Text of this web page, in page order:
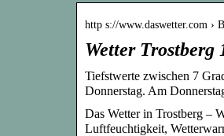
http s://www.daswetter.com ›
Wetter Trostberg
Tiefstwerte zwischen 7
Donnerstag. Am
Das Wetter in Trostberg –
Luftfeuchtigkeit,